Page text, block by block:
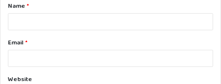
*Name *
Email *
Website